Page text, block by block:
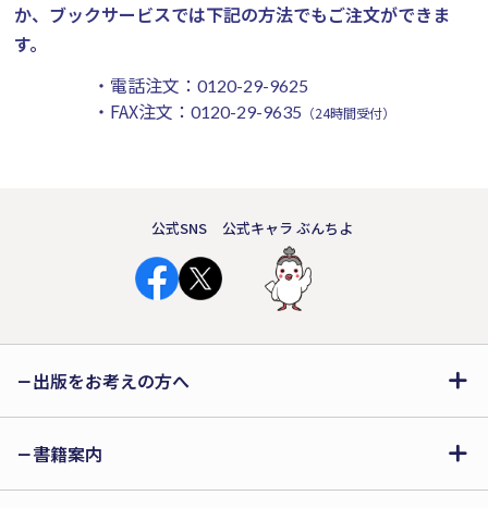
か、ブックサービスでは下記の方法でもご注文ができま
す。
・電話注文： 0120-29-9625
・FAX注文： 0120-29-9635 （24時間受付）
公式SNS 公式キャラ ぶんちよ
出版をお考えの方へ
書籍案内